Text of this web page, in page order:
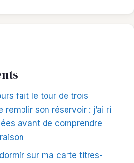
fait le tour de trois
son réservoir : j’ai ri
avant de comprendre
sur ma carte titres-